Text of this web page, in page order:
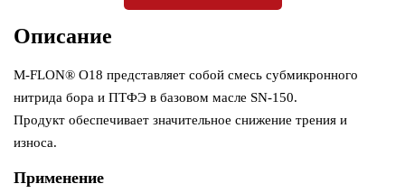
Описание
M-FLON® O18 представляет собой смесь субмикронного
нитрида бора и ПТФЭ в базовом масле SN-150.
Продукт обеспечивает значительное снижение трения и
износа.
Применение